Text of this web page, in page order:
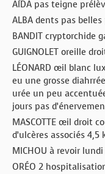
AÏDA pas teigne
ALBA dents pas
BANDIT cryptorchide
GUIGNOLET oreille
LÉONARD œil blanc
eu une grosse
urée un peu
jours pas
MASCOTTE œil droit
d’ulcères associés 4,5
MICHOU à revoir
ORÉO 2